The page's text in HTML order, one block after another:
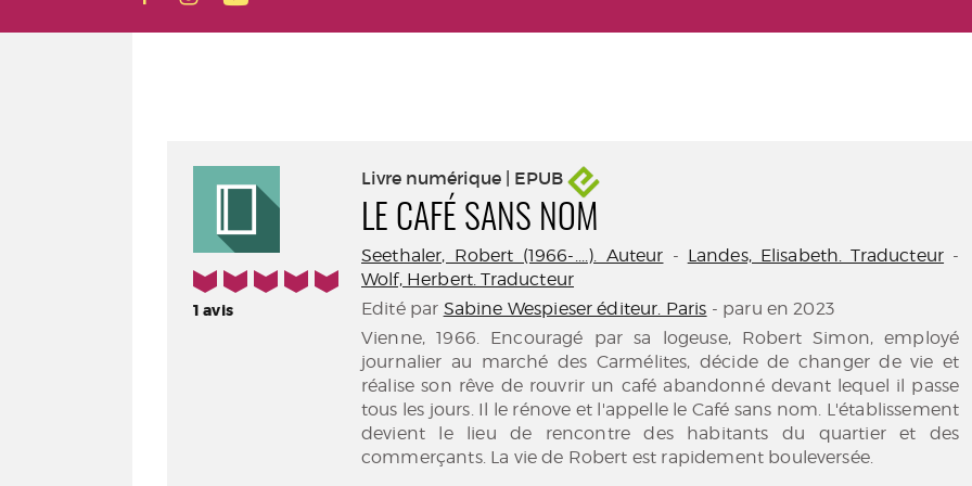
5/5
1avis
Livre numérique | EPUB
LE CAFÉ SANS NOM
Seethaler, Robert (1966-....). Auteur - Landes, Elisabeth. Traducteur -
Wolf, Herbert. Traducteur
Edité par Sabine Wespieser éditeur. Paris - paru en 2023
Vienne, 1966. Encouragé par sa logeuse, Robert Simon, employé
journalier au marché des Carmélites, décide de changer de vie et
réalise son rêve de rouvrir un café abandonné devant lequel il passe
tous les jours. Il le rénove et l'appelle le Café sans nom. L'établissement
devient le lieu de rencontre des habitants du quartier et des
commerçants. La vie de Robert est rapidement bouleversée.